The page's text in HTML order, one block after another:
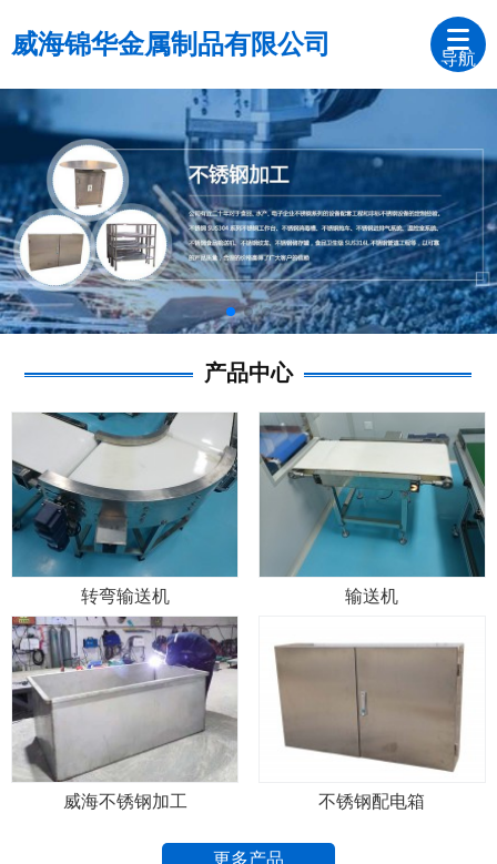
威海锦华金属制品有限公司 导航
产品中心
转弯输送机 输送机
威海不锈钢加工 不锈钢配电箱
更多产品